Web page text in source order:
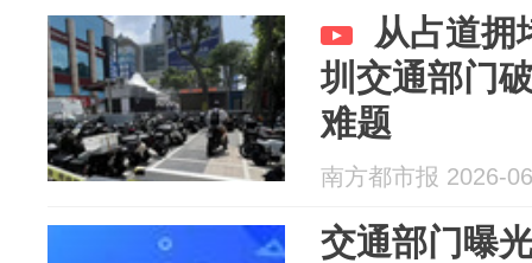
从占道拥
圳交通部门
难题
南方都市报 2026-
交通部门曝